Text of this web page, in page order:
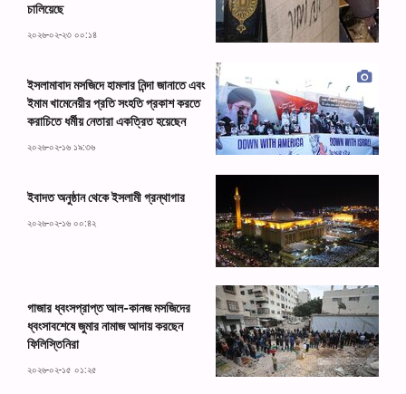
চালিয়েছে
২০২৬-০২-২৩ ০০:১৪
ইসলামাবাদ মসজিদে হামলার নিন্দা জানাতে এবং
ইমাম খামেনেয়ীর প্রতি সংহতি প্রকাশ করতে
করাচিতে ধর্মীয় নেতারা একত্রিত হয়েছেন
২০২৬-০২-১৬ ১৯:৩৬
ইবাদত অনুষ্ঠান থেকে ইসলামী গ্রন্থাগার
২০২৬-০২-১৬ ০০:৪২
গাজার ধ্বংসপ্রাপ্ত আল-কানজ মসজিদের
ধ্বংসাবশেষে জুমার নামাজ আদায় করছেন
ফিলিস্তিনিরা
২০২৬-০২-১৫ ০১:২৫